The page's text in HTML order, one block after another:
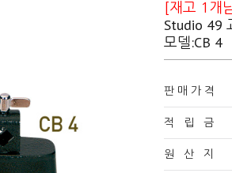
[재고 1개
Studio 49
모델:CB 4
판 매 가 격
적 립 금
원 산 지